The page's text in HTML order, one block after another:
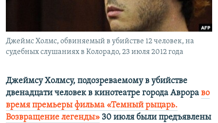
English
Русский
Все сайты Радио Азатутюн
Джеймс Холмс, обвиняемый в убийстве 12 человек, на
судебных слушаниях в Колорадо, 23 июля 2012 года
Джеймсу Холмсу, подозреваемому в убийстве
двенадцати человек в кинотеатре города Аврора во
время премьеры фильма «Темный рыцарь.
Возвращение легенды» 30 июля были предъявлены